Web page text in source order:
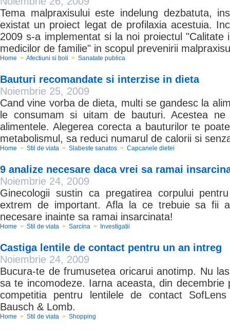
Tema malpraxisului este indelung dezbatuta,
existat un proiect legat de profilaxia acestuia.
2009 s-a implementat si la noi proiectul "Calitate
medicilor de familie" in scopul prevenirii
Home > Afectiuni si boli > Sanatate publica
Bauturi recomandate si interzise in dieta
Noiembrie 25, 2009
Cand vine vorba de dieta, multi se gandesc la
le consumam si uitam de bauturi. Acestea
alimentele. Alegerea corecta a bauturilor te
metabolismul, sa reduci numarul de calorii si
Home > Stil de viata > Slabeste sanatos > Capcanele dietei
9 analize necesare daca vrei sa ramai
Noiembrie 24, 2009
Ginecologii sustin ca pregatirea corpului
extrem de important. Afla la ce trebuie sa fii
necesare inainte sa ramai insarcinata!
Home > Stil de viata > Sarcina > Investigatii
Castiga lentile de contact pentru un an intreg
Noiembrie 24, 2009
Bucura-te de frumusetea oricarui anotimp. Nu
sa te incomodeze. Iarna aceasta, din decembrie
competitia pentru lentilele de contact
Bausch & Lomb.
Home > Stil de viata > Shopping